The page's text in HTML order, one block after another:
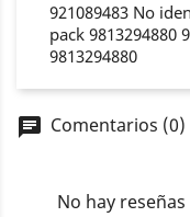
921089483 No
pack 9813294880
9813294880
chat Comentarios (0)
No hay